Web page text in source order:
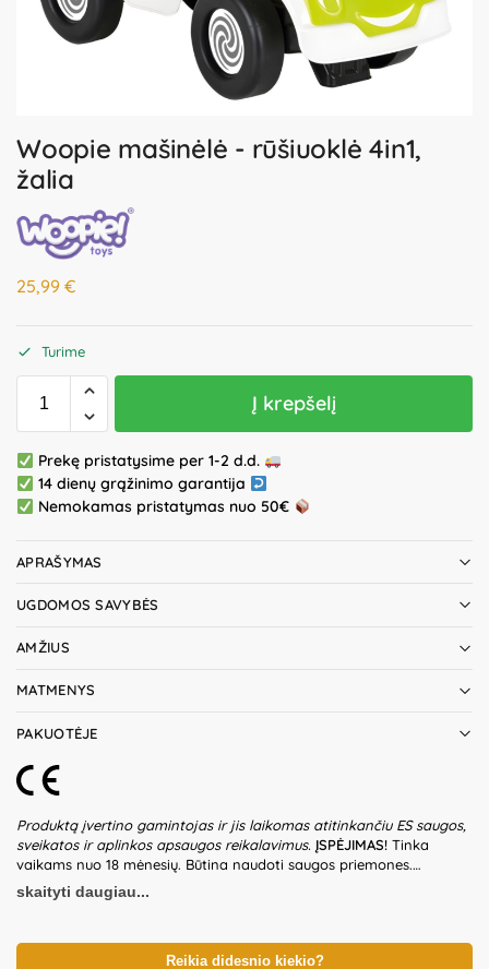
Woopie mašinėlė - rūšiuoklė 4in1,
žalia
25,99 €
Turime
Į krepšelį
Prekę pristatysime per 1-2 d.d.
14 dienų grąžinimo garantija
Nemokamas pristatymas nuo 50€
APRAŠYMAS
UGDOMOS SAVYBĖS
AMŽIUS
MATMENYS
PAKUOTĖJE
Produktą įvertino gamintojas ir jis laikomas atitinkančiu ES saugos,
sveikatos ir aplinkos apsaugos reikalavimus. ĮSPĖJIMAS! Tinka
vaikams nuo 18 mėnesių. Būtina naudoti saugos priemones.
Nenaudoti eismo vietose. Maksimalus leistinas svoris – 25 kg.
Transporto priemonę gali surinkti tik suaugusieji. Nesurinktą
nes pakuotėje ir produkte gali būti smulkių bei aštrių detalių,
sukeliančių užspringimo pavojų. Netinkamai surinkta transporto
skaityti daugiau...
Reikia didesnio kiekio?